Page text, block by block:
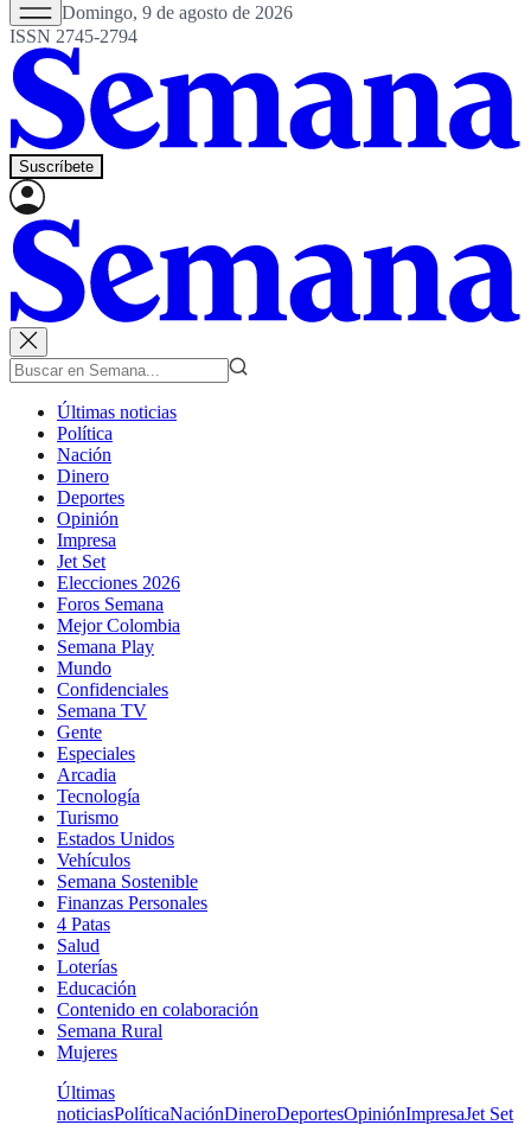
Domingo, 9 de agosto de 2026
ISSN 2745-2794
Suscríbete
Últimas noticias
Política
Nación
Dinero
Deportes
Opinión
Impresa
Jet Set
Elecciones 2026
Foros Semana
Mejor Colombia
Semana Play
Mundo
Confidenciales
Semana TV
Gente
Especiales
Arcadia
Tecnología
Turismo
Estados Unidos
Vehículos
Semana Sostenible
Finanzas Personales
4 Patas
Salud
Loterías
Educación
Contenido en colaboración
Semana Rural
Mujeres
Últimas
noticiasPolíticaNaciónDineroDeportesOpiniónImpresaJet Set